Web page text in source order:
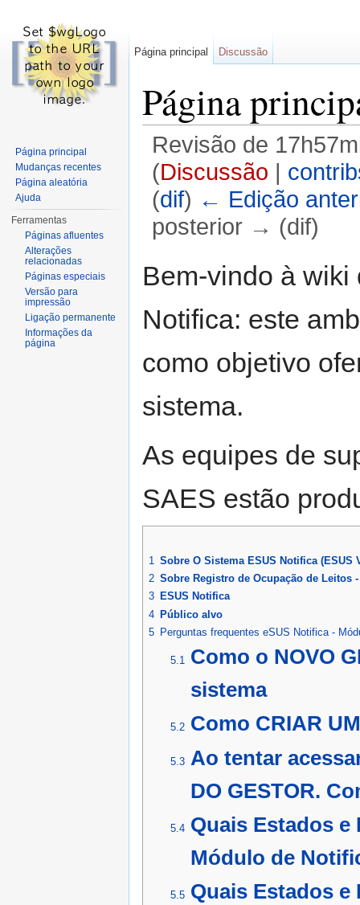
Página
Revisão de
(Discussão |
(dif) ← Edição
posterior → (dif)
Bem-vindo à
Notifica: este
como objetivo
sistema.
As equipes de
SAES estão
1 Sobre O Sistema ESUS Notifica (ESUS
2 Sobre Registro de Ocupação de Leitos
3 ESUS Notifica
4 Público alvo
5 Perguntas frequentes eSUS Notifica -
5.1
Como o NOVO
sistema
5.2 Como CRIAR
5.3 Ao tentar
DO GESTOR.
5.4 Quais Estados
Módulo de
5.5 Quais Estados
Página principal Discussão
Página principal
Mudanças recentes
Página aleatória
Ajuda
Ferramentas
Páginas afluentes
Alterações
relacionadas
Páginas especiais
Versão para
impressão
Ligação permanente
Informações da
página